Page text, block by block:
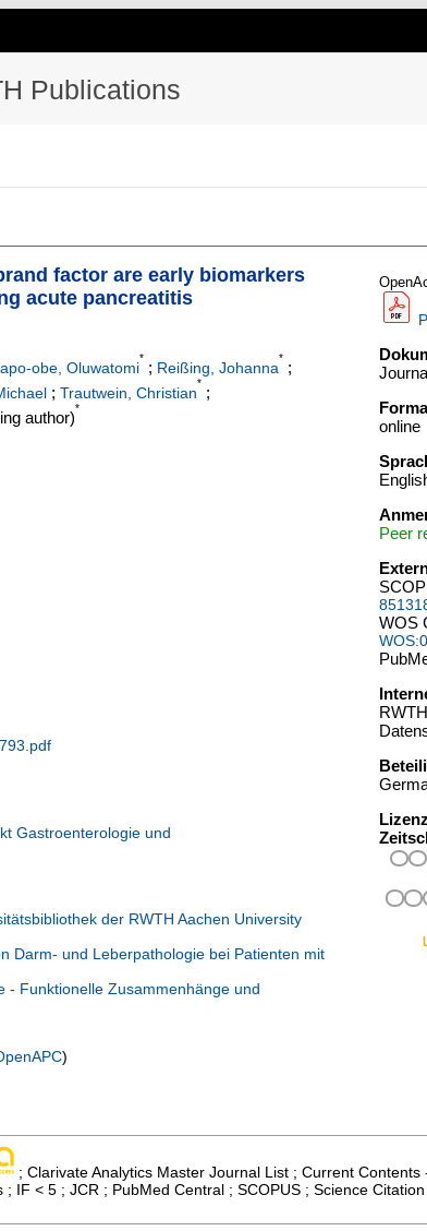
Publications
factor are early biomarkers
acute pancreatitis
obe, Oluwatomi
*
; Reißing, Johanna
*
;
; Trautwein, Christian
*
;
author)
*
Gastroenterologie und
der RWTH Aachen University
Darm- und Leberpathologie bei Patienten mit
- Funktionelle Zusammenhänge und
)
online
Peer
WOS
; Clarivate Analytics Master Journal List ; Current Contents
IF < 5 ; JCR ; PubMed Central ; SCOPUS ; Science